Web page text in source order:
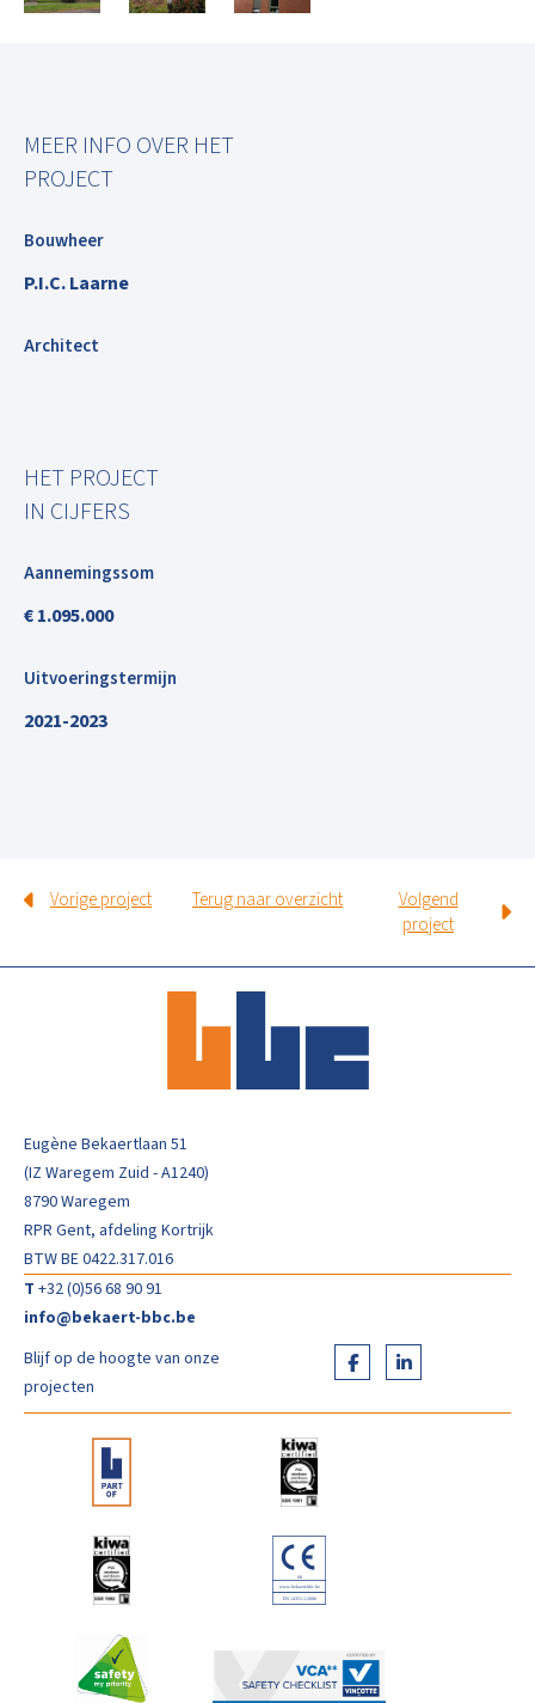
MEER INFO OVER HET
PROJECT
Bouwheer
P.I.C. Laarne
Architect
HET PROJECT
IN CIJFERS
Aannemingssom
€ 1.095.000
Uitvoeringstermijn
2021-2023
Vorige project Terug naar overzicht
Volgend
project
Eugène Bekaertlaan 51
(IZ Waregem Zuid - A1240)
8790 Waregem
RPR Gent, afdeling Kortrijk
BTW BE 0422.317.016
T +32 (0)56 68 90 91
info@bekaert-bbc.be
Blijf op de hoogte van onze
projecten